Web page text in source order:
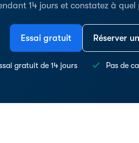
14 jours et constatez à
Essai gratuit Réserver
gratuit de 14 jours Pas de